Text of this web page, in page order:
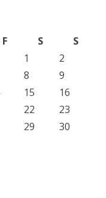
F S
S
1
2
8
9
15
16
22
23
29
30